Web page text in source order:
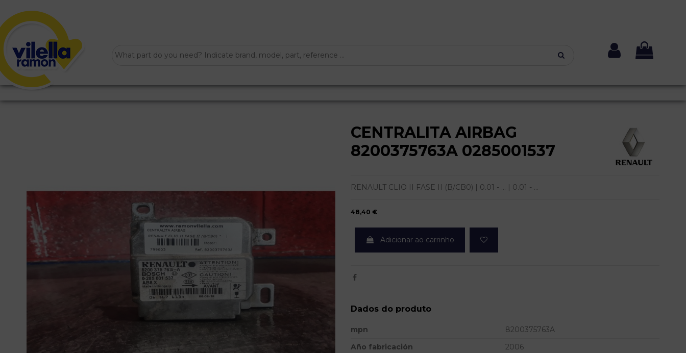
CENTRALITA AIRBAG
8200375763A 0285001537
RENAULT CLIO II FASE II (B/CB0) | 0.01 - ... | 0.01 - ...
48,40 €
Adicionar ao carrinho
Dados do produto
mpn
8200375763A
Año fabricación
2006